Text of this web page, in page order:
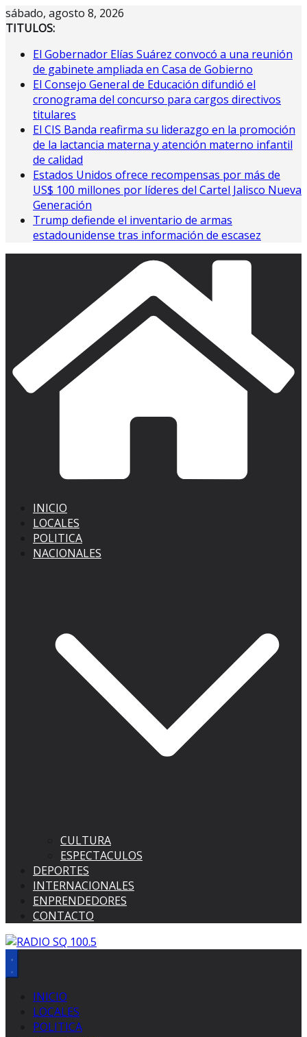
Saltar
al
sábado, agosto 8, 2026
TITULOS:
El Gobernador Elías Suárez convocó a una reunión
de gabinete ampliada en Casa de Gobierno
El Consejo General de Educación difundió el
cronograma del concurso para cargos directivos
titulares
El CIS Banda reafirma su liderazgo en la promoción
de la lactancia materna y atención materno infantil
de calidad
Estados Unidos ofrece recompensas por más de
US$ 100 millones por líderes del Cartel Jalisco Nueva
Generación
Trump defiende el inventario de armas
estadounidense tras información de escasez
INICIO
LOCALES
POLITICA
NACIONALES
CULTURA
ESPECTACULOS
DEPORTES
INTERNACIONALES
ENPRENDEDORES
CONTACTO
INICIO
LOCALES
POLITICA